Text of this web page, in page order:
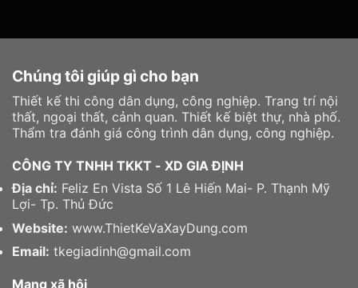
Chúng tôi giúp gì cho bạn
Thiết kế thi công dân dụng, công nghiệp. Trang trí nội
thất, ngoại thất, cảnh quan. Thiết kế biệt thự, nhà phố.
Thẩm tra đánh giá công trình dân dụng, công nghiệp.
CÔNG TY TNHH TKKT - XD GIA ĐỊNH
Địa chỉ: Feliz En Vista Số 1 Lê Hiến Mai- P. Thạnh Mỹ
Lợi- Tp. Thủ Đức
Website: www.ThietKeVaXayDung.com
Email: tkegiadinh@gmail.com
Mạng xã hội